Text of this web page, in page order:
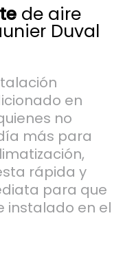
de aire
Duval
en
no
más para
rápida y
para que
instalado en el